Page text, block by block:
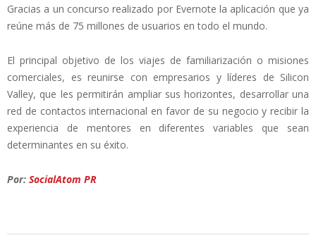
Gracias a un concurso realizado por Evernote la aplicación que ya
reúne más de 75 millones de usuarios en todo el mundo.
El principal objetivo de los viajes de familiarización o misiones
comerciales, es reunirse con empresarios y líderes de Silicon
Valley, que les permitirán ampliar sus horizontes, desarrollar una
red de contactos internacional en favor de su negocio y recibir la
experiencia de mentores en diferentes variables que sean
determinantes en su éxito.
Por: SocialAtom PR